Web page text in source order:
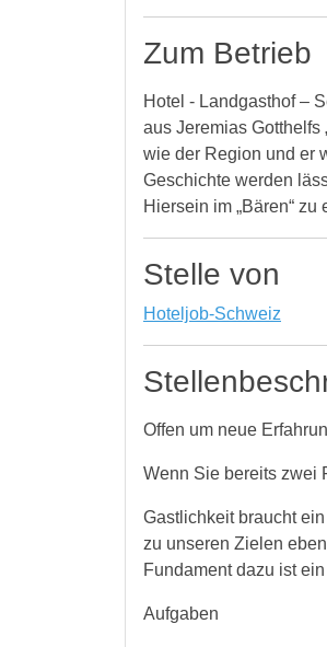
Zum Betrieb
Hotel - Landgasthof –
aus Jeremias Gotthelfs
wie der Region und er
Geschichte werden
Hiersein im „Bären“
Stelle von
Hoteljob-Schweiz
Offen um neue
Wenn Sie bereits zwei
Gastlichkeit braucht
zu unseren Zielen
Fundament dazu ist
Aufgaben